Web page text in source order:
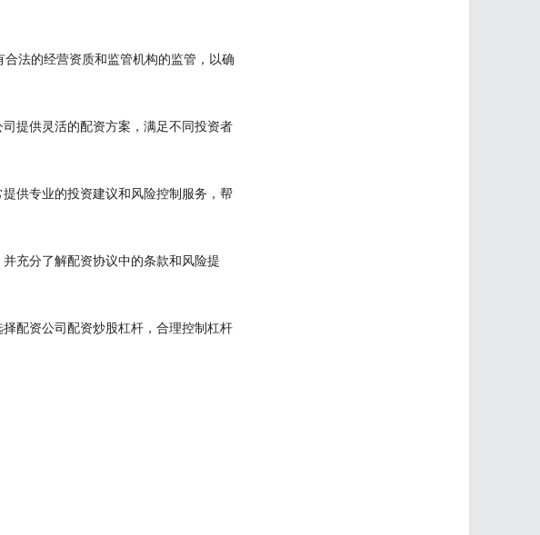
法的经营资质和监管机构的监管，以确
提供灵活的配资方案，满足不同投资者
供专业的投资建议和风险控制服务，帮
充分了解配资协议中的条款和风险提
配资公司配资炒股杠杆，合理控制杠杆